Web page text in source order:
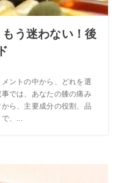
う迷わない！後
ントの中から、どれを選
では、あなたの膝の痛み
ら、主要成分の役割、品
、...